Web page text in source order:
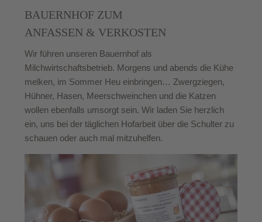
BAUERNHOF ZUM
ANFASSEN & VERKOSTEN
Wir führen unseren Bauernhof als
Milchwirtschaftsbetrieb. Morgens und abends die Kühe
melken, im Sommer Heu einbringen… Zwergziegen,
Hühner, Hasen, Meerschweinchen und die Katzen
wollen ebenfalls umsorgt sein. Wir laden Sie herzlich
ein, uns bei der täglichen Hofarbeit über die Schulter zu
schauen oder auch mal mitzuhelfen.